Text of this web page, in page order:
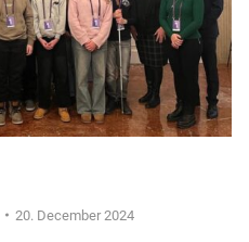
20. December 2024